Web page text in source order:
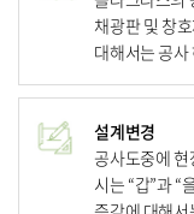
채광판 및 창
대해서는 공사
설계변경
공사도중에
시는 “갑”과 “